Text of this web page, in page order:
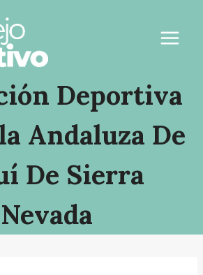
Deportiva
Andaluza De
De Sierra
Nevada